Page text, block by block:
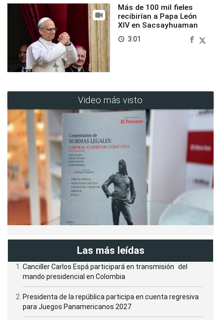
Más de 100 mil fieles
recibirían a Papa León
XIV en Sacsayhuaman
access_time 3:01
Video más visto
Las más leídas
Canciller Carlos Espá participará en transmisión del
mando presidencial en Colombia
Presidenta de la república participa en cuenta regresiva
para Juegos Panamericanos 2027